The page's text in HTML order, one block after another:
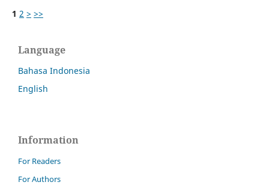
1 2 > >>
Language
Bahasa Indonesia
English
Information
For Readers
For Authors